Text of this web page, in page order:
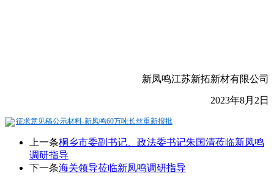
新凤鸣江苏新拓新材有限公司
2023年8月 2 日
征求意见稿公示材料-新凤鸣60万吨长丝重新报批
上一条桐乡市委副书记、政法委书记朱国清莅临新凤鸣
调研指导
下一条海关领导莅临新凤鸣调研指导